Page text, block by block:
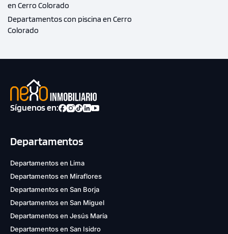
en Cerro Colorado
Departamentos con piscina en Cerro
Colorado
Síguenos en:
Departamentos
Departamentos en Lima
Departamentos en Miraflores
Departamentos en San Borja
Departamentos en San Miguel
Departamentos en Jesús María
Departamentos en San Isidro